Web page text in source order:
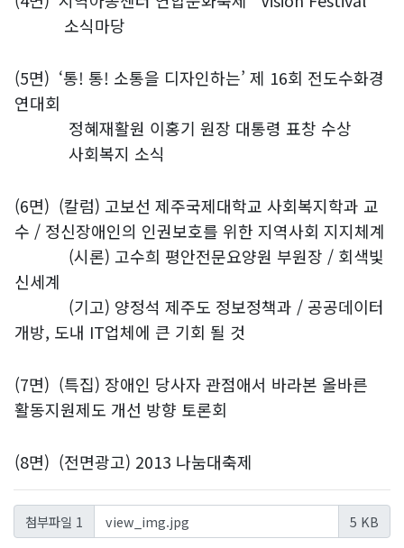
소식마당
(5면) ‘통! 통! 소통을 디자인하는’ 제 16회 전도수화경
연대회
정혜재활원 이홍기 원장 대통령 표창 수상
사회복지 소식
(6면) (칼럼) 고보선 제주국제대학교 사회복지학과 교
수 / 정신장애인의 인권보호를 위한 지역사회 지지체계
(시론) 고수희 평안전문요양원 부원장 / 회색빛
신세계
(기고) 양정석 제주도 정보정책과 / 공공데이터
개방, 도내 IT업체에 큰 기회 될 것
(7면) (특집) 장애인 당사자 관점애서 바라본 올바른
활동지원제도 개선 방향 토론회
(8면) (전면광고) 2013 나눔대축제
첨부파일 1 view_img.jpg 5 KB